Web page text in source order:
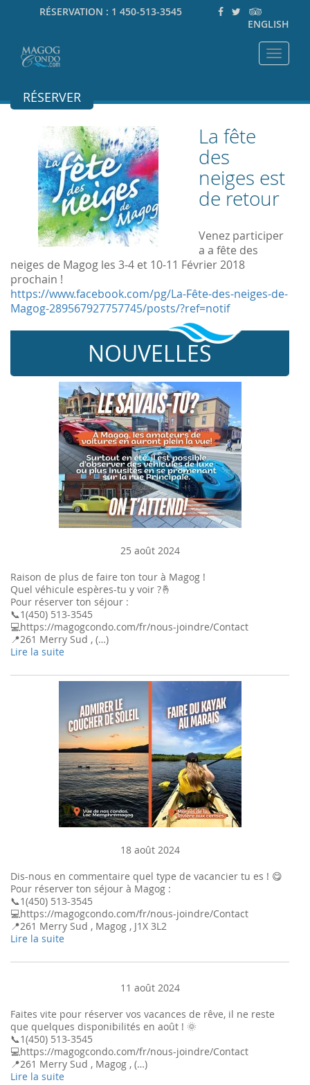
RÉSERVATION : 1 450-513-3545
ENGLISH
Toggle
RÉSERVER
La fête
des
neiges est
de retour
Venez participer
a a fête des
neiges de Magog les 3-4 et 10-11 Février 2018
prochain !
https://www.facebook.com/pg/La-Fête-des-neiges-de-
Magog-289567927757745/posts/?ref=notif
NOUVELLES
25 août 2024
Raison de plus de faire ton tour à Magog !
Quel véhicule espères-tu y voir ?🤞
Pour réserver ton séjour :
📞1(450) 513-3545
💻https://magogcondo.com/fr/nous-joindre/Contact
📍261 Merry Sud , (…)
Lire la suite
18 août 2024
Dis-nous en commentaire quel type de vacancier tu es ! 😋
Pour réserver ton séjour à Magog :
📞1(450) 513-3545
💻https://magogcondo.com/fr/nous-joindre/Contact
📍261 Merry Sud , Magog , J1X 3L2
Lire la suite
11 août 2024
Faites vite pour réserver vos vacances de rêve, il ne reste
que quelques disponibilités en août ! 🌞
📞1(450) 513-3545
💻https://magogcondo.com/fr/nous-joindre/Contact
📍261 Merry Sud , Magog , (…)
Lire la suite